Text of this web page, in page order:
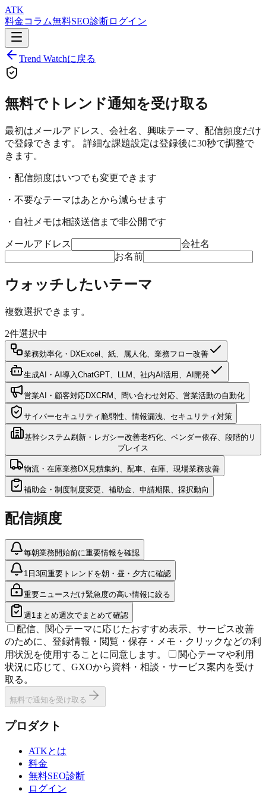
ATK
料金コラム無料SEO診断ログイン
Trend Watchに戻る
無料でトレンド通知を受け取る
最初はメールアドレス、会社名、興味テーマ、配信頻度だけ
で登録できます。 詳細な課題設定は登録後に30秒で調整で
きます。
・配信頻度はいつでも変更できます
・不要なテーマはあとから減らせます
・自社メモは相談送信まで非公開です
メールアドレス
会社名
お名前
ウォッチしたいテーマ
複数選択できます。
2件選択中
業務効率化・DXExcel、紙、属人化、業務フロー改善
生成AI・AI導入 ChatGPT、LLM、社内AI活用、AI開発
営業AI・顧客対応DXCRM、問い合わせ対応、営業活動の自動化
サイバーセキュリティ 脆弱性、情報漏洩、セキュリティ対策
基幹システム刷新・レガシー改善老朽化、ベンダー依存、段階的リ
プレイス
物流・在庫業務DX 見積集約、配車、在庫、現場業務改善
補助金・制度制度変更、補助金、申請期限、採択動向
配信頻度
毎朝業務開始前に重要情報を確認
1日3回重要トレンドを朝・昼・夕方に確認
重要ニュースだけ緊急度の高い情報に絞る
週1まとめ週次でまとめて確認
配信、関心テーマに応じたおすすめ表示、サービス改善
のために、登録情報・閲覧・保存・メモ・クリックなどの利
用状況を使用することに同意します。
関心テーマや利用
状況に応じて、GXOから資料・相談・サービス案内を受け
取る。
無料で通知を受け取る
プロダクト
ATKとは
料金
無料SEO診断
ログイン